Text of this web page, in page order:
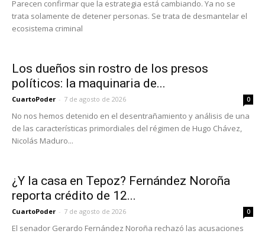
Parecen confirmar que la estrategia está cambiando. Ya no se
trata solamente de detener personas. Se trata de desmantelar el
ecosistema criminal
Los dueños sin rostro de los presos
políticos: la maquinaria de...
CuartoPoder - 7 de agosto de 2026 0
No nos hemos detenido en el desentrañamiento y análisis de una
de las características primordiales del régimen de Hugo Chávez,
Nicolás Maduro...
¿Y la casa en Tepoz? Fernández Noroña
reporta crédito de 12...
CuartoPoder - 7 de agosto de 2026 0
El senador Gerardo Fernández Noroña rechazó las acusaciones